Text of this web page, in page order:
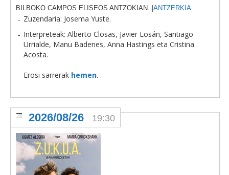
BILBOKO CAMPOS ELISEOS ANTZOKIAN. | ANTZERKIA
Zuzendaria: Josema Yuste.
Interpreteak: Alberto Closas, Javier Losán, Santiago
Urrialde, Manu Badenes, Anna Hastings eta Cristina
Acosta.
Erosi sarrerak hemen.
2026/08/26 19:30